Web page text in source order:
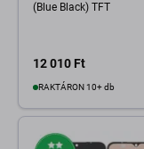
(Blue Black) TFT
12 010 Ft
RAKTÁRON 10+ db